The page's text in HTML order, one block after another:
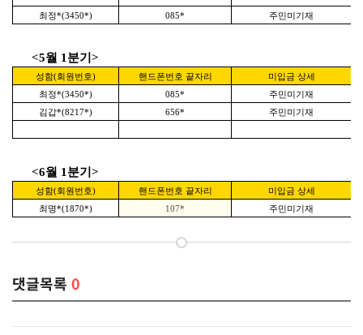
최정*(3450*) 085* 주민미기재
<5월 1분기>
성함(회원번호) 핸드폰번호 끝자리
미입금 상세
최정*(3450*)
085*
주민미기재
김갑*(8217*)
656* 주민미기재
<6월 1분기>
성함(회원번호) 핸드폰번호 끝자리
미입금 상세
최명*(1870*)
107* 주민미기재
댓글목록 0